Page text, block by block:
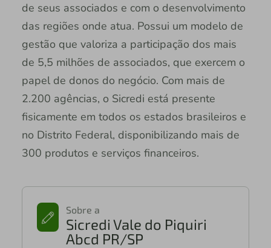
de seus associados e com o desenvolvimento
das regiões onde atua. Possui um modelo de
gestão que valoriza a participação dos mais
de 5,5 milhões de associados, que exercem o
papel de donos do negócio. Com mais de
2.200 agências, o Sicredi está presente
fisicamente em todos os estados brasileiros e
no Distrito Federal, disponibilizando mais de
300 produtos e serviços financeiros.
Sobre a
Sicredi Vale do Piquiri
Abcd PR/SP